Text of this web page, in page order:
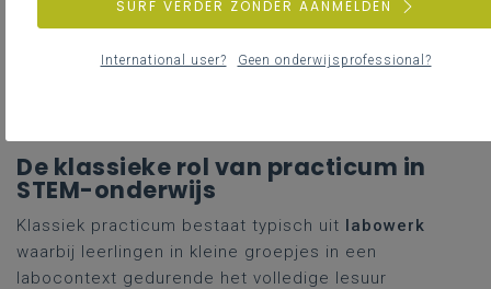
Gekoppelde leerplannen
De klassieke rol van practicum in
STEM-onderwijs
Klassiek practicum bestaat typisch uit labowerk
waarbij leerlingen in kleine groepjes in een
labocontext gedurende het volledige lesuur
SURF VERDER ZONDER AANMELDEN
International user? Geen onderwijsprofessional?